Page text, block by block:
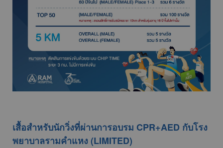
เสื้อสำหรับนักวิ่งที่ผ่านการอบรม CPR+AED กับโรง
พยาบาลรามคำแหง (LIMITED)